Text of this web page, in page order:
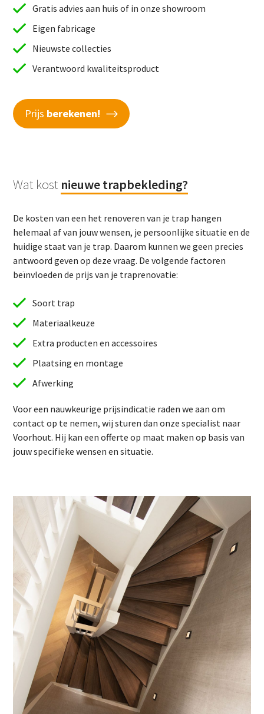
Gratis advies aan huis of in onze showroom
Eigen fabricage
Nieuwste collecties
Verantwoord kwaliteitsproduct
Prijs berekenen!
Wat kost nieuwe trapbekleding?
De kosten van een het renoveren van je trap hangen
helemaal af van jouw wensen, je persoonlijke situatie en de
huidige staat van je trap. Daarom kunnen we geen precies
antwoord geven op deze vraag. De volgende factoren
beïnvloeden de prijs van je traprenovatie:
Soort trap
Materiaalkeuze
Extra producten en accessoires
Plaatsing en montage
Afwerking
Voor een nauwkeurige prijsindicatie raden we aan om
contact op te nemen, wij sturen dan onze specialist naar
Voorhout. Hij kan een offerte op maat maken op basis van
jouw specifieke wensen en situatie.